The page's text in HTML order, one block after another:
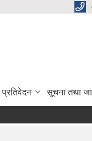
प्रतिवेदन सूचना तथा